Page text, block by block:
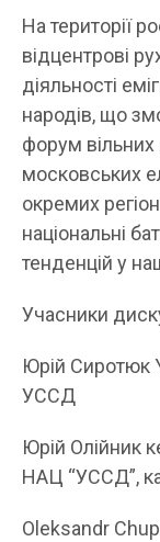
На території
відцентрові
діяльності
народів, що
форум вільних
московських
окремих
національні
тенденцій у
Учасники
Юрій Сиротюк
УССД
Юрій Олійник
НАЦ “УССД”,
Oleksandr